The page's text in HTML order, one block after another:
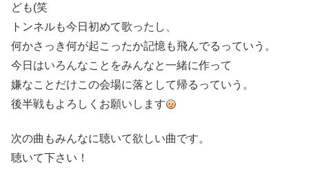
ども(笑
トンネルも今日初めて歌ったし、
何かさっき何が起こったか記憶も飛んでるっていう。
今日はいろんなことをみんなと一緒に作って
嫌なことだけこの会場に落として帰るっていう。
後半戦もよろしくお願いします
次の曲もみんなに聴いて欲しい曲です。
聴いて下さい！